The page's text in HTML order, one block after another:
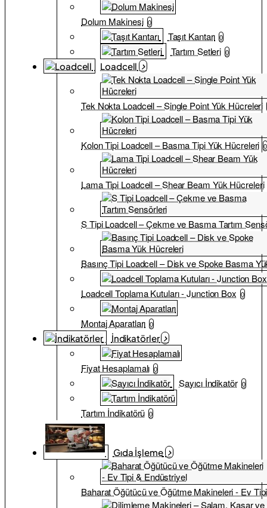
Dolum Makinesi 0
Taşıt Kantarı 0
Tartım Setleri 0
Loadcell
Tek Nokta Loadcell – Single Point Yük Hücreleri
Kolon Tipi Loadcell – Basma Tipi Yük Hücreleri 0
Lama Tipi Loadcell – Shear Beam Yük Hücreleri
S Tipi Loadcell – Çekme ve Basma Tartım
Basınç Tipi Loadcell – Disk ve Spoke Basma
Loadcell Toplama Kutuları - Junction Box 0
Montaj Aparatları 0
İndikatörler
Fiyat Hesaplamalı 0
Sayıcı İndikatör 0
Tartım İndikatörü 0
Gıda İşleme
Baharat Öğütücü ve Öğütme Makineleri - Ev